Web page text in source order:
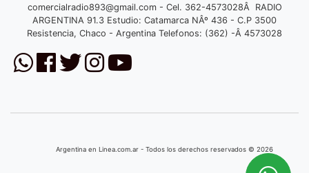
comercialradio893@gmail.com- Cel. 362-4573028Â RADIO
ARGENTINA 91.3 Estudio: Catamarca NÂº 436 - C.P 3500
Resistencia, Chaco - Argentina Telefonos: (362) -Â 4573028
Argentina en Linea.com.ar - Todos los derechos reservados © 2026